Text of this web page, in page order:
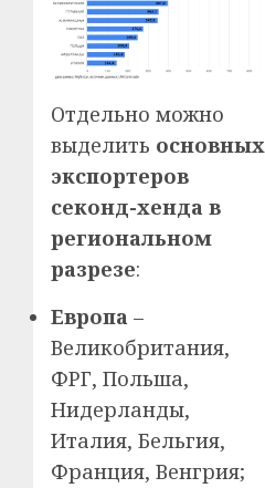
Отдельно можно
выделить основных
экспортеров
секонд-хенда в
региональном
разрезе:
Европа –
Великобритания,
ФРГ, Польша,
Нидерланды,
Италия, Бельгия,
Франция, Венгрия;